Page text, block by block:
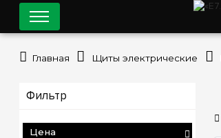
Фильтр
Цена
Главная Щиты электрические